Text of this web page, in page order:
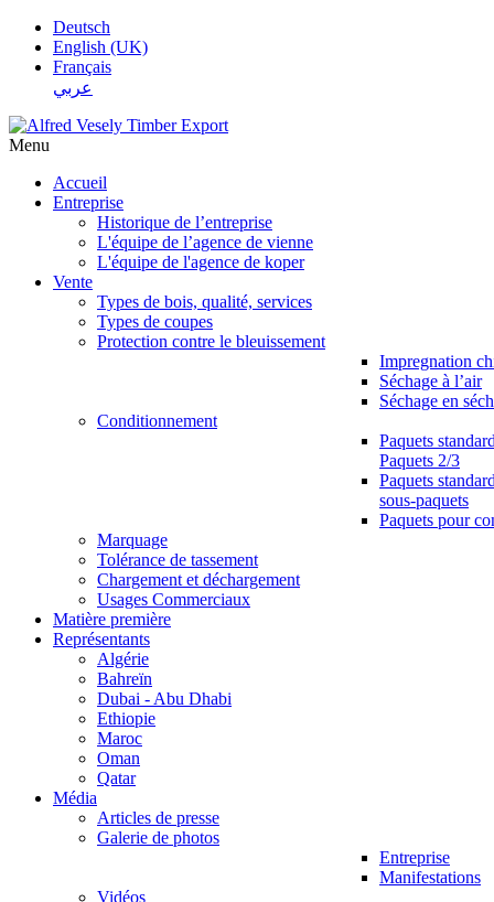
Deutsch
English (UK)
Français
عربي
Menu
Accueil
Entreprise
Historique de l’entreprise
L'équipe de l’agence de vienne
L'équipe de l'agence de koper
Vente
Types de bois, qualité, services
Types de coupes
Protection contre le bleuissement
Impregnation
Séchage à l’air
Séchage en
Conditionnement
Paquets
Paquets 2/3
Paquets
sous-paquets
Paquets pour
Marquage
Tolérance de tassement
Chargement et déchargement
Usages Commerciaux
Matière première
Représentants
Algérie
Bahreïn
Dubai - Abu Dhabi
Ethiopie
Maroc
Oman
Qatar
Média
Articles de presse
Galerie de photos
Entreprise
Manifestations
Vidéos